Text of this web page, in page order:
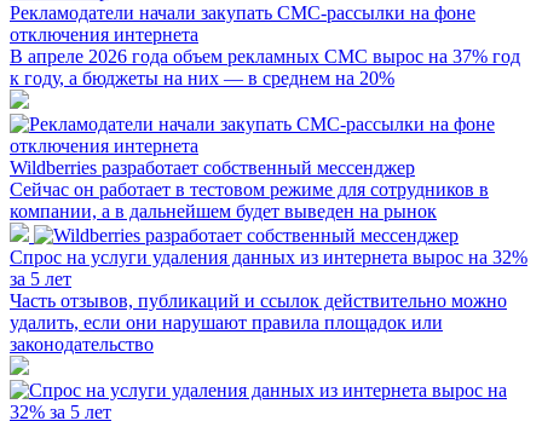
Рекламодатели начали закупать СМС-рассылки на фоне
отключения интернета
В апреле 2026 года объем рекламных СМС вырос на 37% год
к году, а бюджеты на них — в среднем на 20%
Wildberries разработает собственный мессенджер
Сейчас он работает в тестовом режиме для сотрудников в
компании, а в дальнейшем будет выведен на рынок
Спрос на услуги удаления данных из интернета вырос на 32%
за 5 лет
Часть отзывов, публикаций и ссылок действительно можно
удалить, если они нарушают правила площадок или
законодательство